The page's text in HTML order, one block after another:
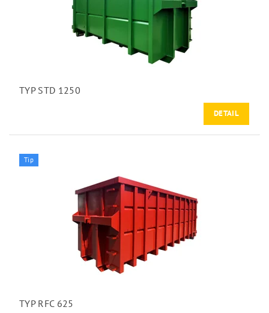
TYP STD 1250
DETAIL
Tip
TYP RFC 625